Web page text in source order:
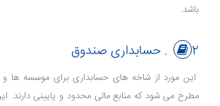
باشد.
2. حسابداری صندوق
این مورد از شاخه های حسابداری برای موسسه ها
مطرح می شود که منابع مالی محدود و پایینی دارند.